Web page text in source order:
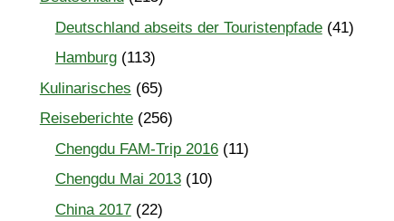
Deutschland abseits der Touristenpfade(41)
Hamburg(113)
Kulinarisches (65)
Reiseberichte(256)
Chengdu FAM-Trip 2016(11)
Chengdu Mai 2013(10)
China 2017(22)